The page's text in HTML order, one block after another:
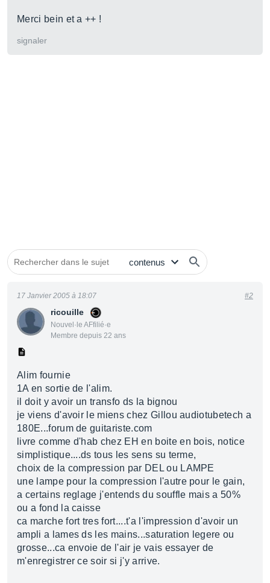
Merci bein et a ++ !
signaler
ricouille
Nouvel·le AFfilié·e
Membre depuis 22 ans
17 Janvier 2005 à 18:07 #2
Alim fournie
1A en sortie de l'alim.
il doit y avoir un transfo ds la bignou
je viens d'avoir le miens chez Gillou audiotubetech a
180E...forum de guitariste.com
livre comme d'hab chez EH en boite en bois, notice
simplistique....ds tous les sens su terme,
choix de la compression par DEL ou LAMPE
une lampe pour la compression l'autre pour le gain,
a certains reglage j'entends du souffle mais a 50%
ou a fond la caisse
ca marche fort tres fort....t'a l'impression d'avoir un
ampli a lames ds les mains...saturation legere ou
grosse...ca envoie de l'air je vais essayer de
m'enregistrer ce soir si j'y arrive.